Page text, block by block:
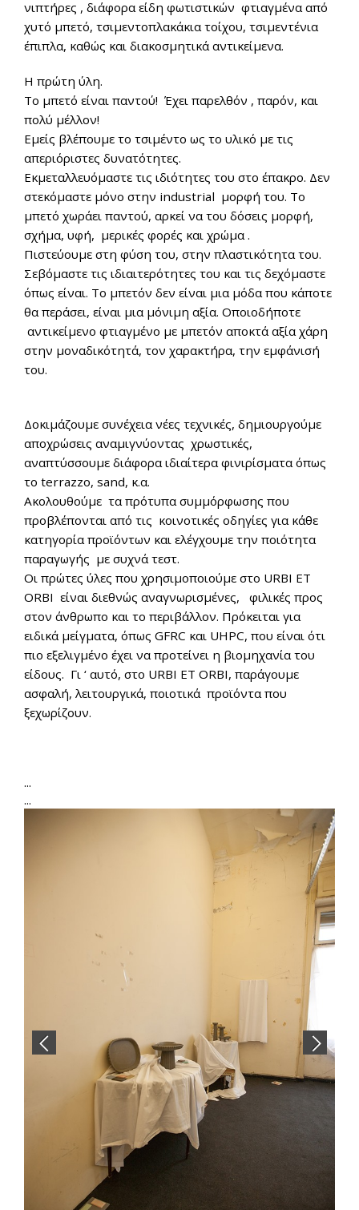
νιπτήρες , διάφορα είδη φωτιστικών φτιαγμένα από
χυτό μπετό, τσιμεντοπλακάκια τοίχου, τσιμεντένια
έπιπλα, καθώς και διακοσμητικά αντικείμενα.
Η πρώτη ύλη.
Το μπετό είναι παντού! Έχει παρελθόν , παρόν, και
πολύ μέλλον!
Εμείς βλέπουμε το τσιμέντο ως το υλικό με τις
απεριόριστες δυνατότητες.
Εκμεταλλευόμαστε τις ιδιότητες του στο έπακρο. Δεν
στεκόμαστε μόνο στην industrial μορφή του. Το
μπετό χωράει παντού, αρκεί να του δόσεις μορφή,
σχήμα, υφή, μερικές φορές και χρώμα .
Πιστεύουμε στη φύση του, στην πλαστικότητα του.
Σεβόμαστε τις ιδιαιτερότητες του και τις δεχόμαστε
όπως είναι. Το μπετόν δεν είναι μια μόδα που κάποτε
θα περάσει, είναι μια μόνιμη αξία. Οποιοδήποτε
αντικείμενο φτιαγμένο με μπετόν αποκτά αξία χάρη
στην μοναδικότητά, τον χαρακτήρα, την εμφάνισή
του.
Δοκιμάζουμε συνέχεια νέες τεχνικές, δημιουργούμε
αποχρώσεις αναμιγνύοντας χρωστικές,
αναπτύσσουμε διάφορα ιδιαίτερα φινιρίσματα όπως
το terrazzo, sand, κ.α.
Ακολουθούμε τα πρότυπα συμμόρφωσης που
προβλέπονται από τις κοινοτικές οδηγίες για κάθε
κατηγορία προϊόντων και ελέγχουμε την ποιότητα
παραγωγής με συχνά τεστ.
Οι πρώτες ύλες που χρησιμοποιούμε στο URBI ET
ORBI είναι διεθνώς αναγνωρισμένες, φιλικές προς
στον άνθρωπο και το περιβάλλον. Πρόκειται για
ειδικά μείγματα, όπως GFRC και UHPC, που είναι ότι
πιο εξελιγμένο έχει να προτείνει η βιομηχανία του
είδους. Γι ‘ αυτό, στο URBI ET ORBI, παράγουμε
ασφαλή, λειτουργικά, ποιοτικά προϊόντα που
ξεχωρίζουν.
...
...